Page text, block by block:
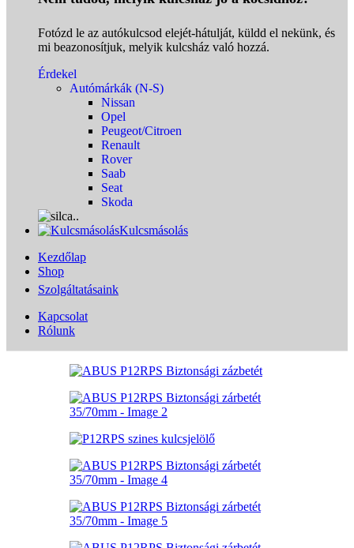
Fotózd le az autókulcsod elejét-hátulját, küldd el nekünk, és
mi beazonosítjuk, melyik kulcsház való hozzá.
Érdekel
Autómárkák (N-S)
Nissan
Opel
Peugeot/Citroen
Renault
Rover
Saab
Seat
Skoda
Kulcsmásolás
Kezdőlap
Shop
Szolgáltatásaink
Kapcsolat
Rólunk